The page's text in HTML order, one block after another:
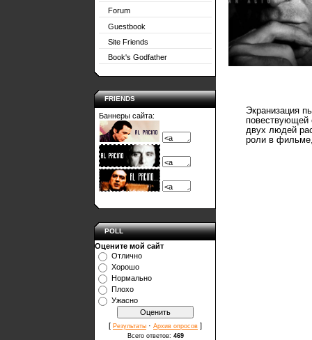
Forum
Guestbook
Site Friends
Book's Godfather
FRIENDS
Баннеры сайта:
POLL
Оцените мой сайт
Отлично
Хорошо
Нормально
Плохо
Ужасно
[ Результаты · Архив опросов ]
Всего ответов: 469
Экранизация
повествующей
двух людей
роли в